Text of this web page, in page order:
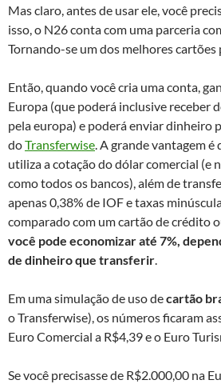
Mas claro, antes de usar ele, você
isso, o N26 conta com uma parceria
Tornando-se um dos melhores cartões
Então, quando você cria uma conta,
Europa (que poderá inclusive receber
pela europa) e poderá enviar dinheiro
doTransferwise. A grande vantagem é
utiliza a cotação do dólar comercial (e
como todos os bancos), além de
apenas 0,38% de IOF e taxas
comparado com um cartão de crédito
você pode economizar até 7%,
de dinheiro que transferir.
Em uma simulação de uso decartão
o Transferwise), os números ficaram
Euro Comercial a R$4,39 e o Euro
Se você precisasse de R$2.000,00 na